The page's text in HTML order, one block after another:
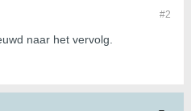
#2
naar het vervolg.